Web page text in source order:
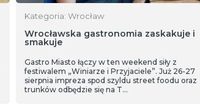
Kategoria: Wrocław
Wrocławska gastronomia zaskakuje i
smakuje
Gastro Miasto łączy w ten weekend siły z
festiwalem „Winiarze i Przyjaciele”. Już 26-27
sierpnia impreza spod szyldu street foodu oraz
trunków odbędzie się na T…